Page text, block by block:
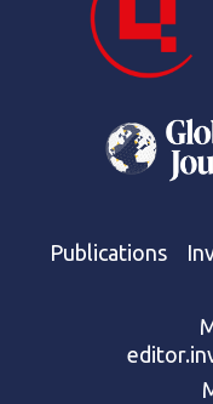
Publications